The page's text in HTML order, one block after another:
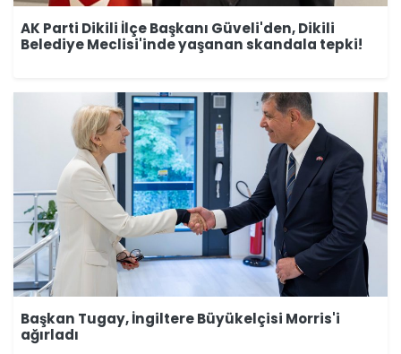
AK Parti Dikili İlçe Başkanı Güveli'den, Dikili
Belediye Meclisi'inde yaşanan skandala tepki!
Başkan Tugay, İngiltere Büyükelçisi Morris'i
ağırladı